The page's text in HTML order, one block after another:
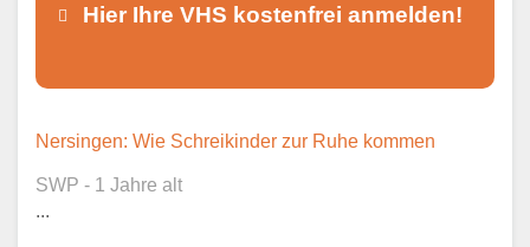
Hier Ihre VHS kostenfrei anmelden!
Dieser Teil dient lediglich zur
öffentlich sichtbar.
Nersingen: Wie Schreikinder zur Ruhe kommen
SWP - 1 Jahre alt
...